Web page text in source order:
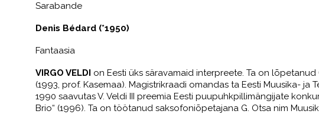
Sarabande
Denis Bédard (*1950)
Fantaasia
VIRGO VELDI on Eesti üks säravamaid interpreete. Ta on lõpetanud
(1993, prof. Kasemaa). Magistrikraadi omandas ta Eesti Muusika- ja
1990 saavutas V. Veldi III preemia Eesti puupuhkpillimängijate
Brio“ (1996). Ta on töötanud saksofoniõpetajana G. Otsa nim